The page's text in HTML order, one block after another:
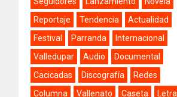
Reportaje
Tendencia
Actualidad
Festival
Parranda
Internacional
Valledupar
Audio
Documental
Cacicadas
Discografía
Redes
Columna
Vallenato Caseta
Letra